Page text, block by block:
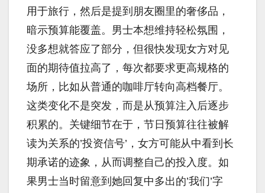
用于旅行，然后是提到朋友圈里的奢侈品，
暗示预算能覆盖。男士本想维持轻松氛围，
没多想就答应了部分，但很快发现女方对见
面的期待值拉高了，每次都要求更高规格的
场所，比如从普通的咖啡厅转向高档餐厅。
这类变化不是突发，而是从预算注入后逐步
积累的。关键细节在于，节日预算往往被解
读为关系的’投资信号’，女方可能从中看到长
期承诺的迹象，从而调整自己的投入度。如
果男士当时留意到她回复中多出的’我们’字